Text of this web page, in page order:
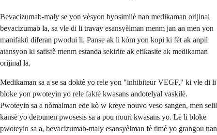
Bevacizumab-maly se yon vèsyon byosimilè nan medikaman orijinal
bevacizumab la, sa vle di li travay esansyèlman menm jan an men yon
manifakti diferan pwodui li. Panse ak li kòm yon kopi ki fèt ak anpil
atansyon ki satisfè menm estanda sekirite ak efikasite ak medikaman
orijinal la.
Medikaman sa a se sa doktè yo rele yon "inhibiteur VEGF," ki vle di li
bloke yon pwoteyin yo rele faktè kwasans andotelyal vaskilè.
Pwoteyin sa a nòmalman ede kò w kreye nouvo veso sangen, men selil
kansè yo detounen pwosesis sa a pou nouri kwasans yo. Lè li bloke
pwoteyin sa a, bevacizumab-maly esansyèlman fè timè yo grangou nan